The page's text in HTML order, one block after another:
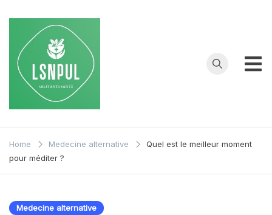
content
La Santé
n'est
Pas un
Luxe
Home Medecine alternative
Quel est le meilleur moment
pour méditer ?
Medecine alternative